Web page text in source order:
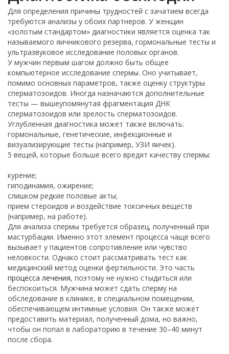
Для определения причины трудностей с зачатием всегда
требуются анализы у обоих партнеров. У женщин
«золотым стандартом» диагностики является оценка так
называемого яичникового резерва, гормональные тесты и
ультразвуковое исследование половых органов.
У мужчин первым шагом должно быть общее
компьютерное исследование спермы. Оно учитывает,
помимо основных параметров, также оценку структуры
сперматозоидов. Иногда назначаются дополнительные
тесты — вышеупомянутая фрагментация ДНК
сперматозоидов или зрелость сперматозоидов.
Углубленная диагностика может также включать:
гормональные, генетические, инфекционные и
визуализирующие тесты (например, УЗИ яичек).
5 вещей, которые больше всего вредят качеству спермы:
курение;
гиподинамия, ожирение;
слишком редкие половые акты;
прием стероидов и воздействие токсичных веществ
(например, на работе).
Для анализа спермы требуется образец, полученный при
мастурбации. Именно этот элемент процесса чаще всего
вызывает у пациентов сопротивление или чувство
неловкости. Однако стоит рассматривать тест как
медицинский метод оценки фертильности. Это часть
процесса лечения, поэтому не нужно стыдиться или
беспокоиться. Мужчина может сдать сперму на
обследование в клинике, в специальном помещении,
обеспечивающем интимные условия. Он также может
предоставить материал, полученный дома, но важно,
чтобы он попал в лабораторию в течение 30–40 минут
после сбора.